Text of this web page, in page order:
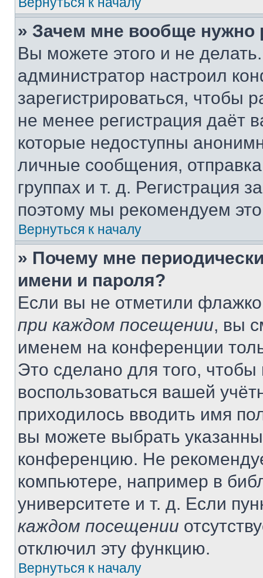
» Зачем мне вообще нужно
Вы можете этого и не
администратор настроил
зарегистрироваться, чтобы
не менее регистрация даёт
которые недоступны
личные сообщения,
группах и т. д. Регистрация
поэтому мы рекомендуем
Вернуться к началу
» Почему мне
имени и пароля?
Если вы не отметили
при каждом посещении, вы
именем на конференции
Это сделано для того, чтобы
воспользоваться вашей
приходилось вводить имя
вы можете выбрать
конференцию. Не
компьютере, например в
университете и т. д. Если
каждом посещении
отключил эту функцию.
Вернуться к началу